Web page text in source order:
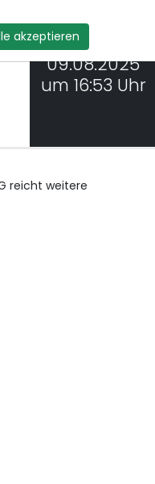
09.08.2025
um 16:53 Uhr
reicht weitere
akzeptieren